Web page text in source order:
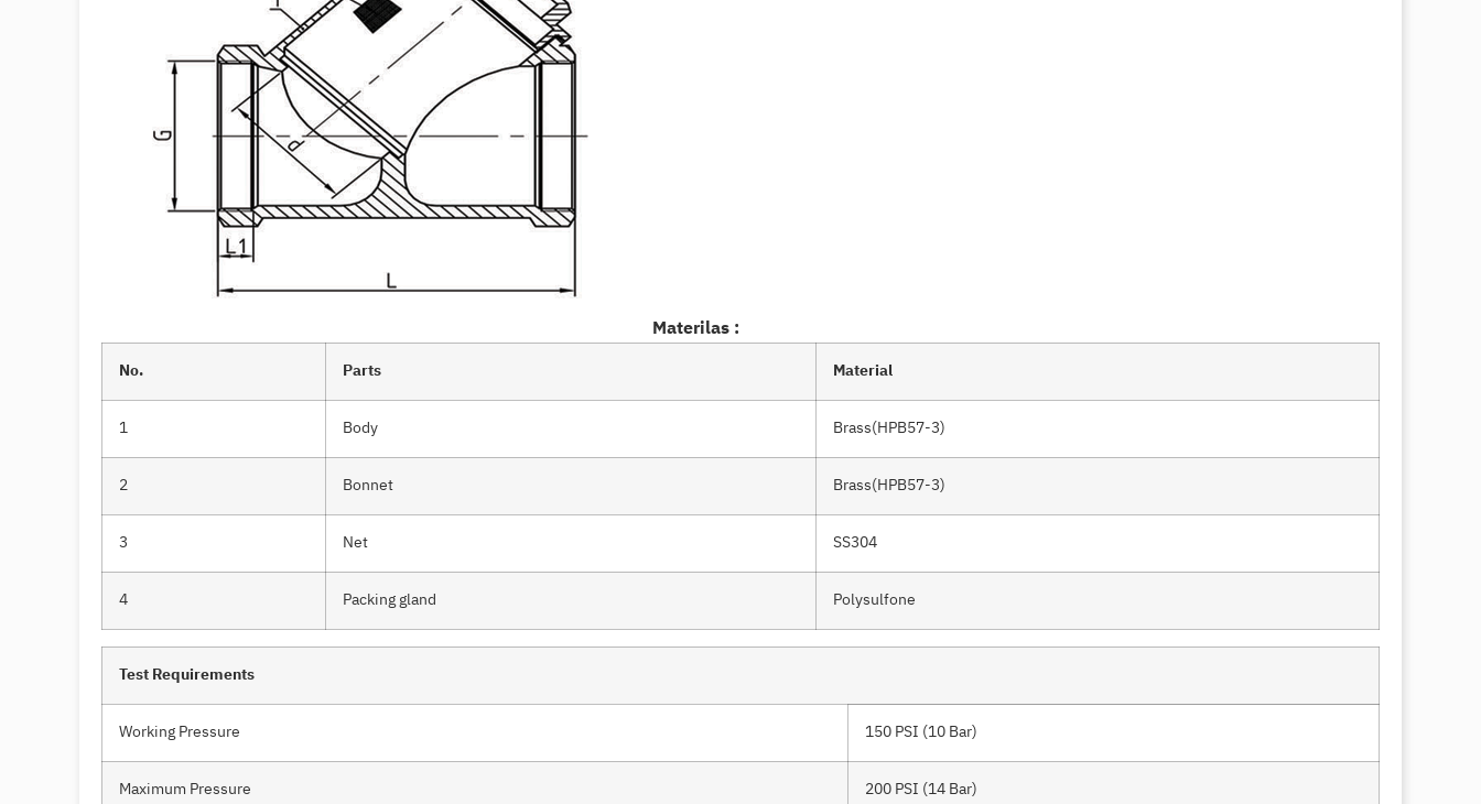
Materilas :
No. Parts Material
1 Body Brass(HPB57-3)
2 Bonnet Brass(HPB57-3)
3 Net SS304
4 Packing gland Polysulfone
Test Requirements
Working Pressure 150 PSI (10 Bar)
Maximum Pressure 200 PSI (14 Bar)